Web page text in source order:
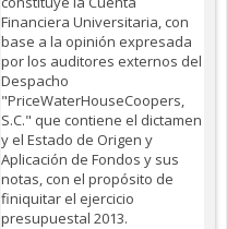
Financiera Universitaria, con
base a la opinión expresada
por los auditores externos del
Despacho
"PriceWaterHouseCoopers,
S.C." que contiene el dictamen
y el Estado de Origen y
Aplicación de Fondos y sus
notas, con el propósito de
finiquitar el ejercicio
presupuestal 2013.